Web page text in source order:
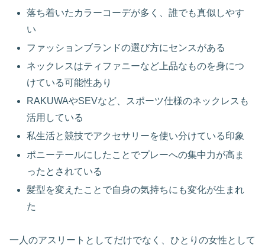
落ち着いたカラーコーデが多く、誰でも真似しやす
い
ファッションブランドの選び方にセンスがある
ネックレスはティファニーなど上品なものを身につ
けている可能性あり
RAKUWAやSEVなど、スポーツ仕様のネックレスも
活用している
私生活と競技でアクセサリーを使い分けている印象
ポニーテールにしたことでプレーへの集中力が高ま
ったとされている
髪型を変えたことで自身の気持ちにも変化が生まれ
た
一人のアスリートとしてだけでなく、ひとりの女性として